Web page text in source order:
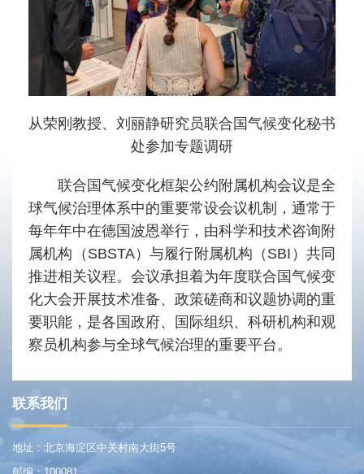
从荣刚教授、刘丽静研究员联合国气候变化秘书
处参加专题调研
联合国气候变化框架公约附属机构会议是全
球气候治理体系中的重要常设会议机制，通常于
每年年中在德国波恩举行，由科学和技术咨询附
属机构（SBSTA）与履行附属机构（SBI）共同
推进相关议程。会议承担着为年度联合国气候变
化大会开展技术准备、政策磋商和议题协调的重
要职能，是各国政府、国际组织、科研机构和观
察员机构参与全球气候治理的重要平台。
联系我们
地址：北京海淀区中关村南大街5号